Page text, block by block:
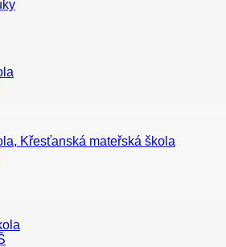
Křesťanská mateřská škola